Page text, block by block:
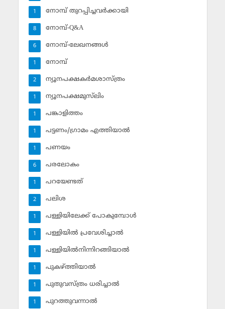
നോമ്പ് തുറപ്പിച്ചവര്‍ക്കായി
1
നോമ്പ്-Q&A
8
നോമ്പ്-ലേഖനങ്ങള്‍
6
നോമ്പ്‌
1
ന്യൂനപക്ഷകര്‍മശാസ്ത്രം
2
ന്യൂനപക്ഷമുസ്‌ലിം
1
പങ്കാളിത്തം
1
പട്ടണം/ഗ്രാമം എത്തിയാല്‍
1
പണയം
1
പരലോകം
6
പറയേണ്ടത്
1
പലിശ
2
പള്ളിയിലേക്ക് പോകുമ്പോള്‍
1
പള്ളിയില്‍ പ്രവേശിച്ചാല്‍
1
പള്ളിയില്‍നിന്നിറങ്ങിയാല്‍
1
പുകഴ്ത്തിയാല്‍
1
പുതുവസ്ത്രം ധരിച്ചാല്‍
1
പുറത്തുവന്നാല്‍
1